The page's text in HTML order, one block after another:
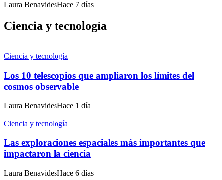
Laura BenavidesHace 7 días
Ciencia y tecnología
Ciencia y tecnología
Los 10 telescopios que ampliaron los límites del
cosmos observable
Laura BenavidesHace 1 día
Ciencia y tecnología
Las exploraciones espaciales más importantes que
impactaron la ciencia
Laura BenavidesHace 6 días